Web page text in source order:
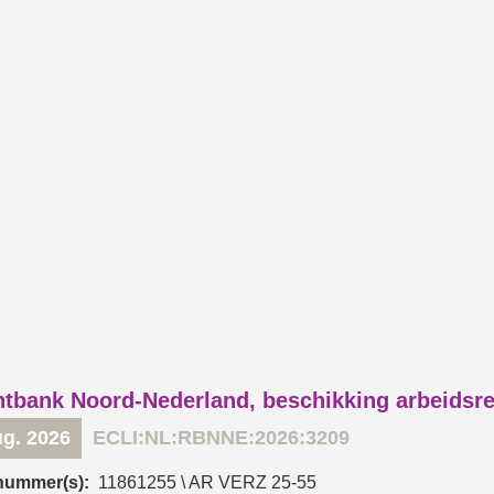
Noord-Nederland, beschikking
2026 ECLI:NL:RBNNE:2026:3209
11861255 \ AR VERZ 25-55